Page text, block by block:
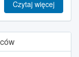
Czytaj więcej